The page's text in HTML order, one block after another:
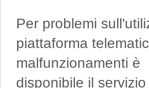
Per problemi
piattaforma
malfunzionamenti è
disponibile il servizio